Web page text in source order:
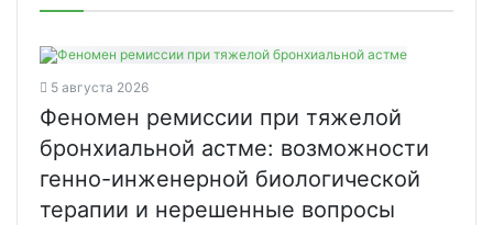
5 августа 2026
Феномен ремиссии при тяжелой
бронхиальной астме: возможности
генно-инженерной биологической
терапии и нерешенные вопросы